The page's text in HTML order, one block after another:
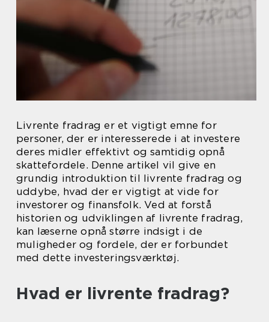
Livrente fradrag er et vigtigt emne for
personer, der er interesserede i at investere
deres midler effektivt og samtidig opnå
skattefordele. Denne artikel vil give en
grundig introduktion til livrente fradrag og
uddybe, hvad der er vigtigt at vide for
investorer og finansfolk. Ved at forstå
historien og udviklingen af livrente fradrag,
kan læserne opnå større indsigt i de
muligheder og fordele, der er forbundet
med dette investeringsværktøj.
Hvad er livrente fradrag?